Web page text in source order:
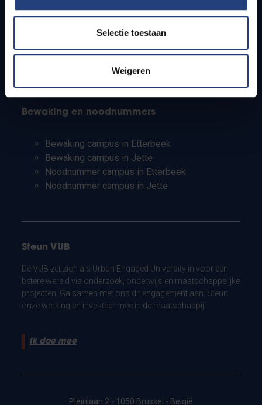
Selectie toestaan
Weigeren
Studenten
PhD-studenten
Leerkrachten en secundaire scholen
Bewaking en noodnummers
Bewaking campus in Etterbeek
Bewaking campus in Jette
Noodnummer campus in Etterbeek
Noodnummer campus in Jette
Steun VUB
De VUB zet zich als Urban Engaged University in voor een
betere wereld via onderzoek, onderwijs en maatschappelijke
projecten. Ga samen met ons dit engagement aan. Steun
onze werking en investeer mee in de maatschappij.
Ik doe mee
Pleinlaan 2 - 1050 Brussel - België